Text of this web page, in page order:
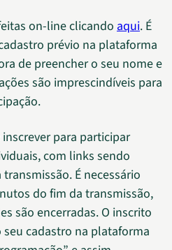
on-line clicando aqui. É
prévio na plataforma
de preencher o seu nome e
são imprescindíveis para
para participar
com links sendo
É necessário
do fim da transmissão,
são encerradas. O inscrito
seu cadastro na plataforma